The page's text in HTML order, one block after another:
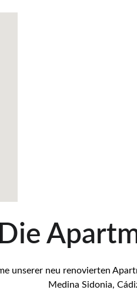
Die
unserer neu renovierten
Medina Sidonia,